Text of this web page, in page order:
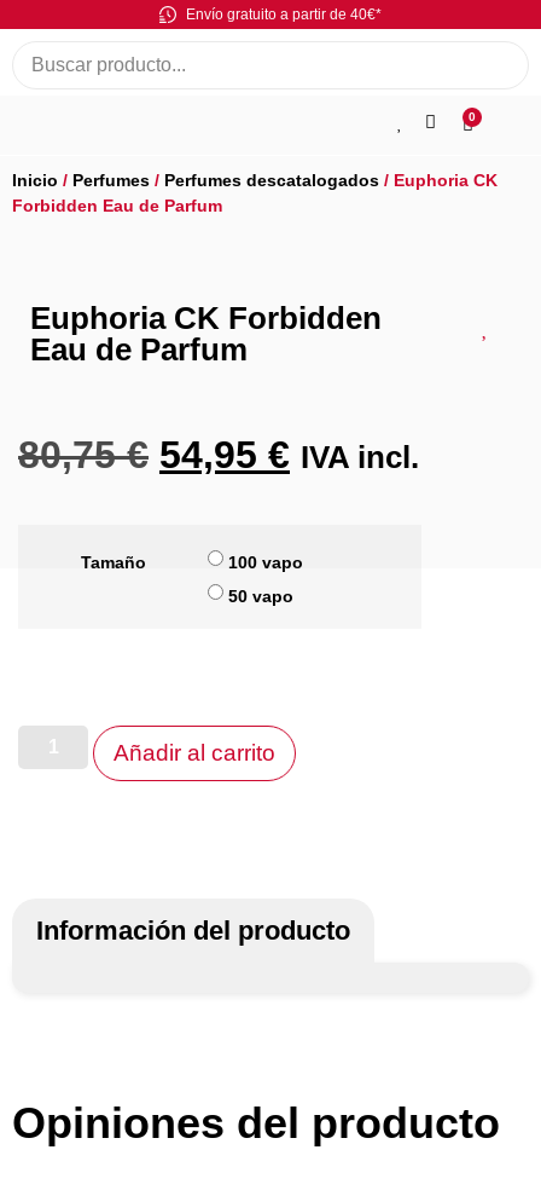
Envío gratuito a partir de 40€*
0
Inicio / Perfumes / Perfumes descatalogados / Euphoria CK
Forbidden Eau de Parfum
Euphoria CK Forbidden
Eau de Parfum
80,75€ 54,95 € IVA incl.
Tamaño
100 vapo
50 vapo
Añadir al carrito
Información del producto
Opiniones del producto